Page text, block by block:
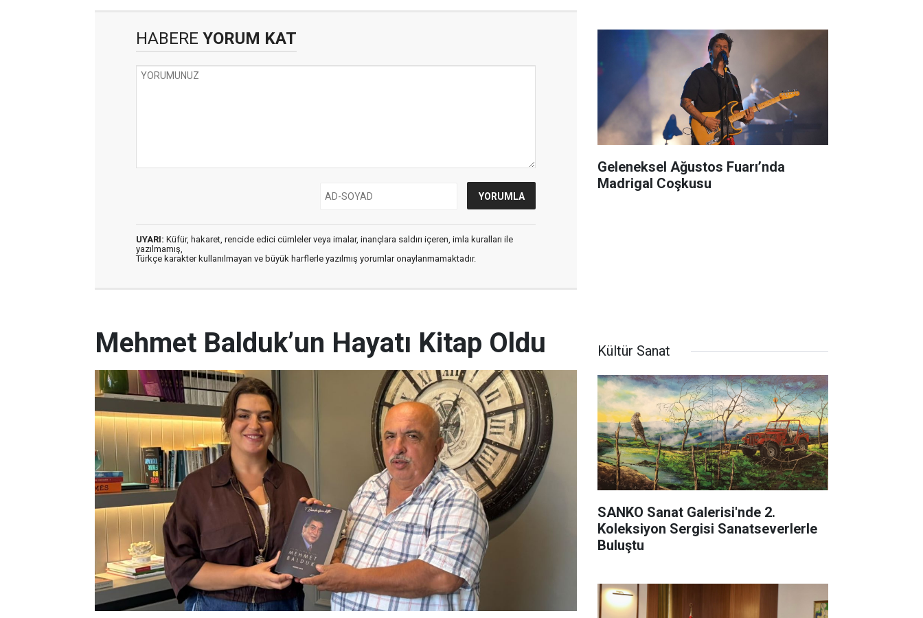
HABERE YORUM KAT
UYARI: Küfür, hakaret, rencide edici cümleler veya imalar, inançlara saldırı içeren, imla kuralları ile
yazılmamış,
Türkçe karakter kullanılmayan ve büyük harflerle yazılmış yorumlar onaylanmamaktadır.
Geleneksel Ağustos Fuarı’nda
Madrigal Coşkusu
Mehmet Balduk’un Hayatı Kitap Oldu Kültür Sanat
SANKO Sanat Galerisi'nde 2.
Koleksiyon Sergisi Sanatseverlerle
Buluştu